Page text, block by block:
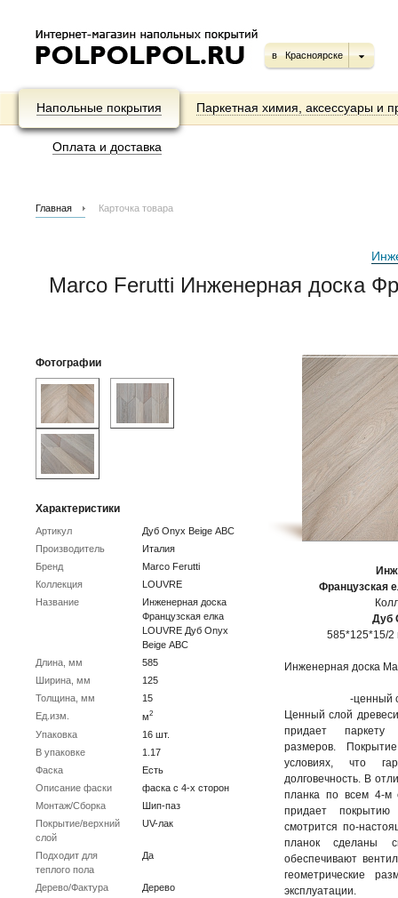
в Красноярске
Напольные покрытия Паркетная химия, аксессуары и
Оплата и доставка
Главная Карточка товара
Marco Ferutti Инженерная доска
Фотографии
Характеристики
Артикул
Дуб Onyx Beige АВC
Производитель
Италия
Бренд
Marco Ferutti
Коллекция
LOUVRE
Название
Инженерная доска
Французская елка
LOUVRE Дуб Onyx
Beige АВC
Длина, мм
585
Ширина, мм
125
Толщина, мм
15
Ед.изм.
м2
Упаковка
16 шт.
В упаковке
1.17
Фаска
Есть
Описание фаски
фаска с 4-х сторон
Монтаж/Сборка
Шип-паз
Покрытие/верхний
слой
UV-лак
Подходит для
теплого пола
Да
Дерево/Фактура
Дерево
Французская
Дуб
585*125*15/2
Инженерная доска
-ценный
Ценный слой
придает паркету
размеров.
условиях, что
долговечность. В
планка по всем 4-м
придает
смотрится по-
планок сделаны
обеспечивают
геометрические
эксплуатации.